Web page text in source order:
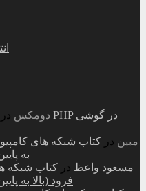
دومکس در
مبین در کتاب شبکه های
به
مسعود واعظ در کتاب شبکه
فرود (بالا به